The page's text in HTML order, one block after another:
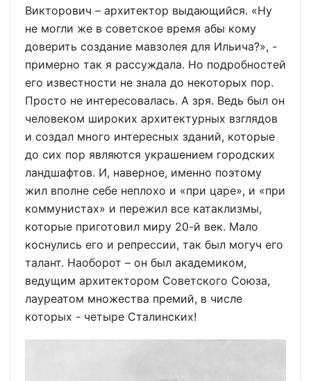
Викторович – архитектор выдающийся. «Ну
не могли же в советское время абы кому
доверить создание мавзолея для Ильича?», -
примерно так я рассуждала. Но подробностей
его известности не знала до некоторых пор.
Просто не интересовалась. А зря. Ведь был он
человеком широких архитектурных взглядов
и создал много интересных зданий, которые
до сих пор являются украшением городских
ландшафтов. И, наверное, именно поэтому
жил вполне себе неплохо и «при царе», и «при
коммунистах» и пережил все катаклизмы,
которые приготовил миру 20-й век. Мало
коснулись его и репрессии, так был могуч его
талант. Наоборот – он был академиком,
ведущим архитектором Советского Союза,
лауреатом множества премий, в числе
которых - четыре Сталинских!